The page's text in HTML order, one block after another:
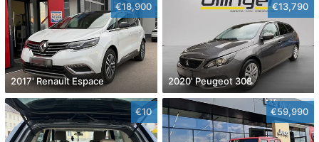
€18,900
2017' Renault Espace
€13,790
2020' Peugeot 308
€10 €59,990